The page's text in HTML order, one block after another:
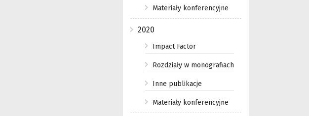
Materiały konferencyjne
2020
Impact Factor
Rozdziały w monografiach
Inne publikacje
Materiały konferencyjne